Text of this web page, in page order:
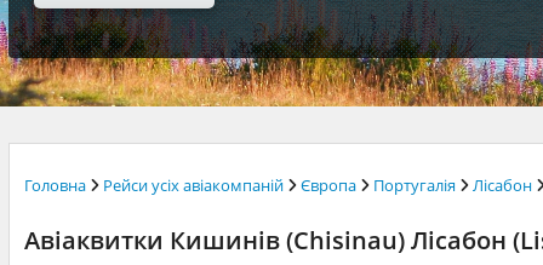
Головна Рейси усіх авіакомпаній Європа Португалія Лісабон
Авіаквитки Кишинів (Chisinau) Лісабон